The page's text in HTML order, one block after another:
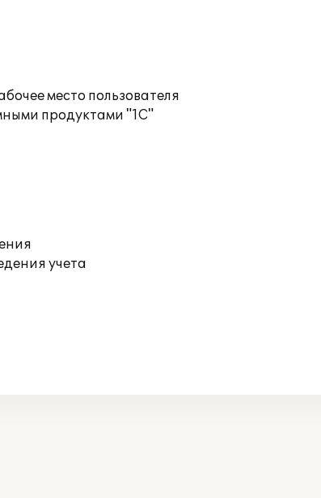
место пользователя
продуктами "1С"
учета